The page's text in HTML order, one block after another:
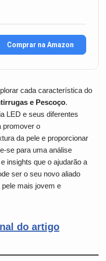
Comprar na Amazon
cada característica do
e Pescoço.
LED e seus diferentes
promover o
da pele e proporcionar
se para uma análise
insights que o ajudarão a
ser o seu novo aliado
mais jovem e
do artigo